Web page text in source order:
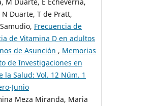
N Duarte, T de Pratt,
Frecuencia de
de Vitamina D en adultos
de Asunción , Memorias
de Investigaciones en
la Salud: Vol. 12 Núm. 1
Junio
Meza Miranda, Maria